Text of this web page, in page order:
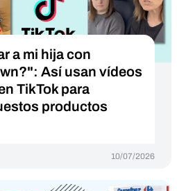
a mi hija con
Así usan vídeos
TikTok para
productos
10/07/2026